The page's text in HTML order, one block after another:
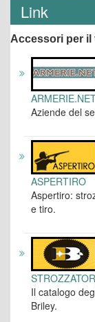
Link
Accessori per il
Aziende del
ASPERTIRO
Aspertiro:
e tiro.
Il catalogo
Briley.